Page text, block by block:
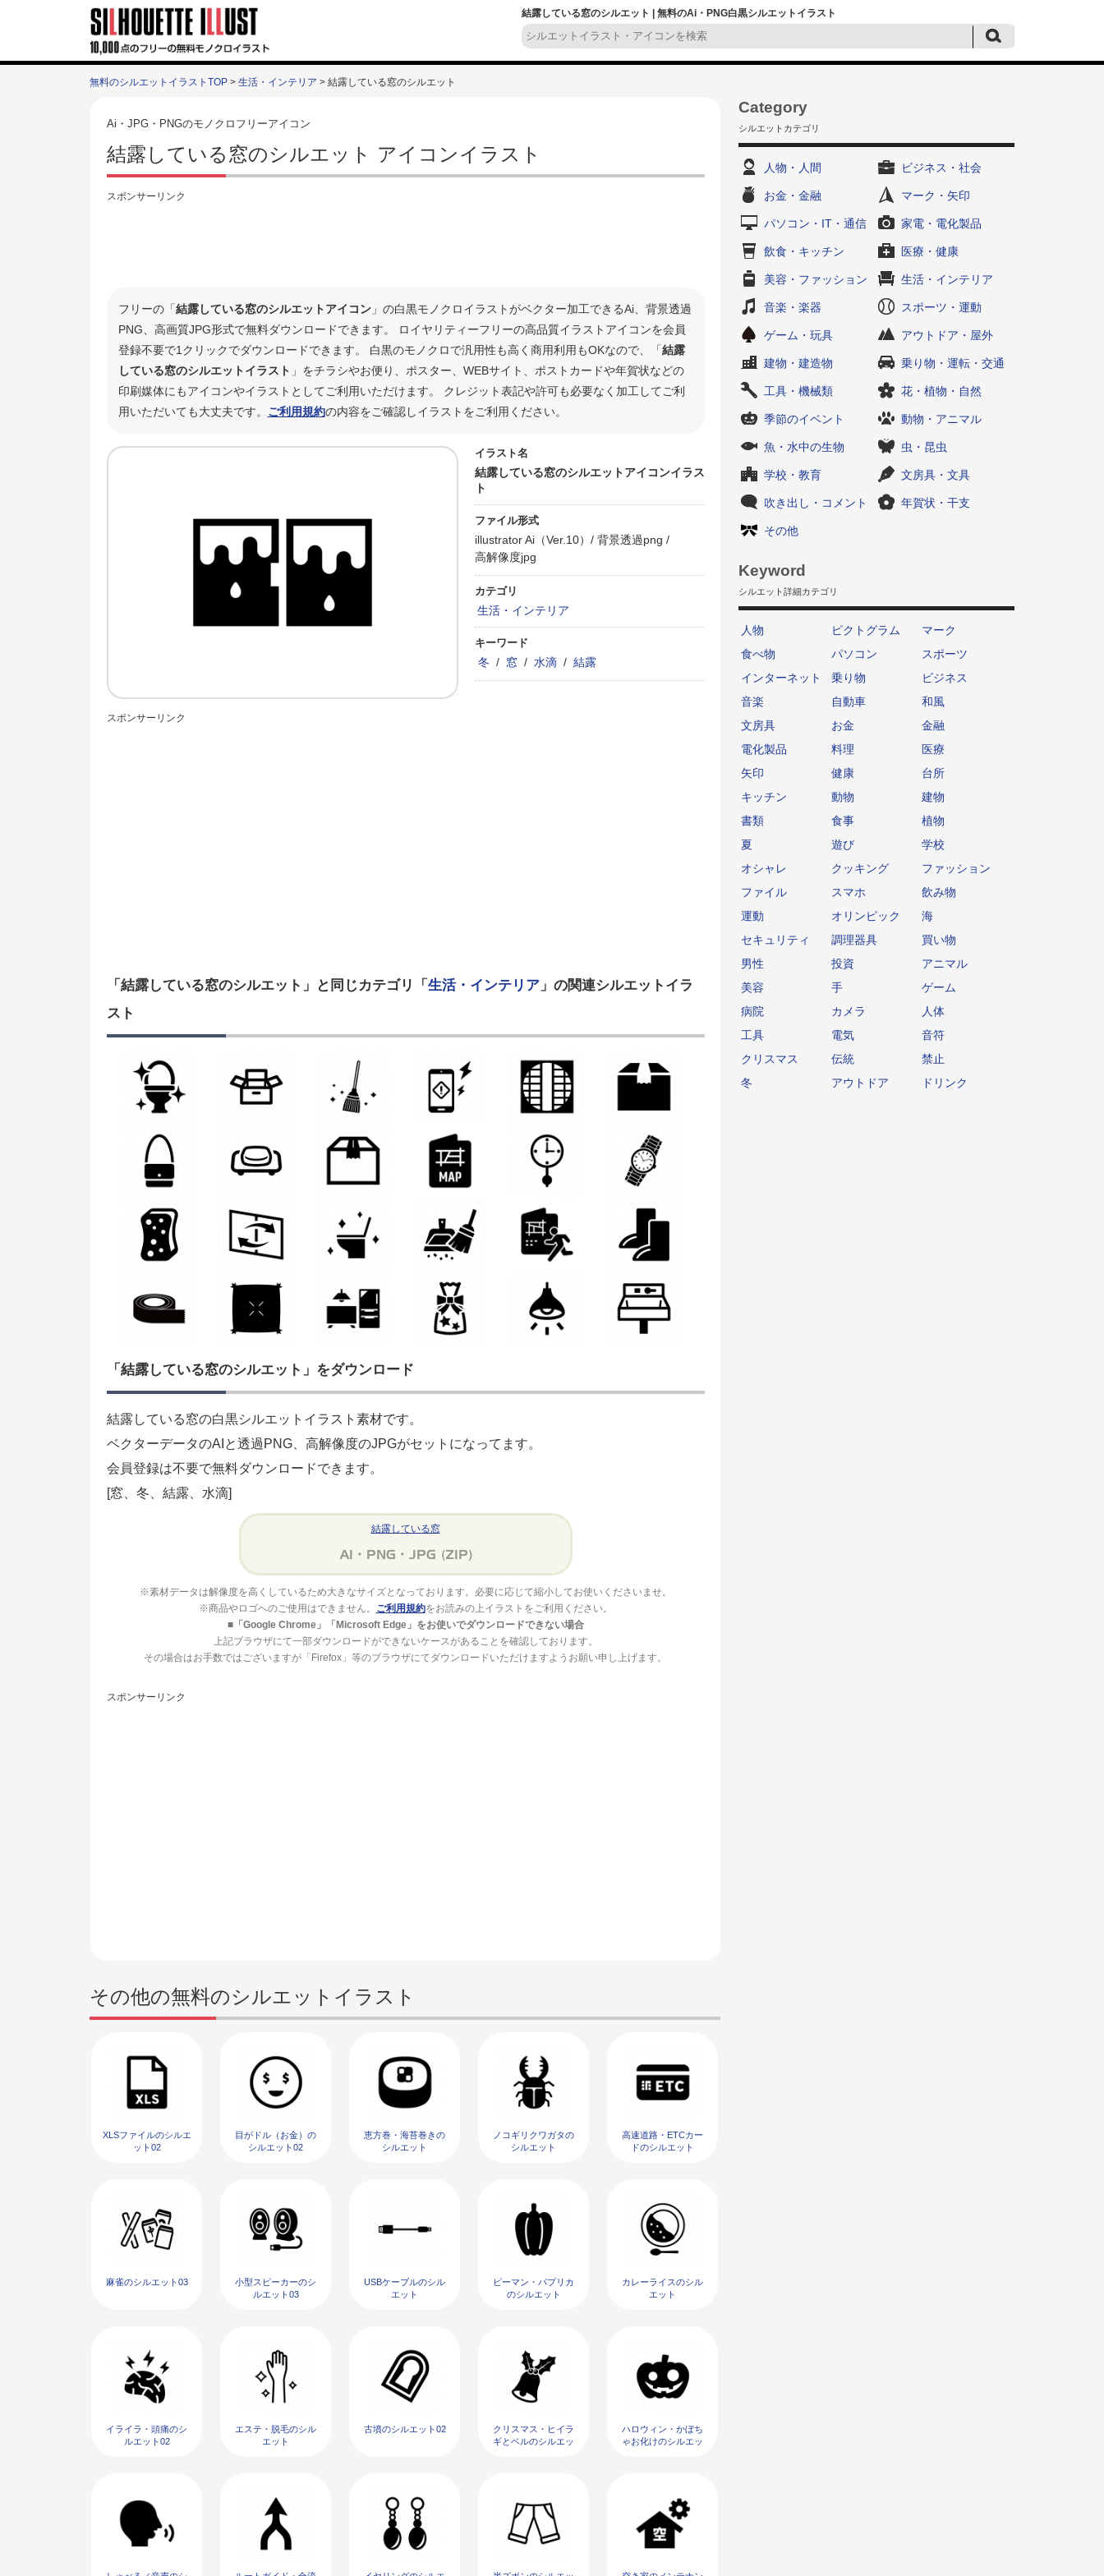
結露している窓のシルエット | 無料のAi・PNG白黒シルエットイラスト
無料のシルエットイラストTOP > 生活・インテリア > 結露している窓のシルエット
Ai・JPG・PNGのモノクロフリーアイコン
結露している窓のシルエット アイコンイラスト
スポンサーリンク
フリーの「結露している窓のシルエットアイコン」の白黒モノクロイラストがベクター加工できるAi、背景透過
PNG、高画質JPG形式で無料ダウンロードできます。 ロイヤリティーフリーの高品質イラストアイコンを会員
登録不要で1クリックでダウンロードできます。 白黒のモノクロで汎用性も高く商用利用もOKなので、「結露
している窓のシルエットイラスト 」をチラシやお便り、ポスター、WEBサイト、ポストカードや年賀状などの
印刷媒体にもアイコンやイラストとしてご利用いただけます。 クレジット表記や許可も必要なく加工してご利
用いただいても大丈夫です。 ご利用規約の内容をご確認しイラストをご利用ください。
イラスト名
結露している窓のシルエットアイコンイラス
ト
ファイル形式
illustrator Ai（Ver.10）/ 背景透過png /
高解像度jpg
カテゴリ
生活・インテリア
キーワード
冬 / 窓 / 水滴 / 結露
スポンサーリンク
「結露している窓のシルエット」と同じカテゴリ「 生活・インテリア」の関連シルエットイラ
スト
「結露している窓のシルエット」をダウンロード
結露している窓の白黒シルエットイラスト素材です。
ベクターデータのAIと透過PNG、高解像度のJPGがセットになってます。
会員登録は不要で無料ダウンロードできます。
[窓、冬、結露、水滴]
結露している窓
※素材データは解像度を高くしているため大きなサイズとなっております。必要に応じて縮小してお使いくださいませ。
※商品やロゴへのご使用はできません。
ご利用規約をお読みの上イラストをご利用ください。
■「Google Chrome」「Microsoft Edge」をお使いでダウンロードできない場合
上記ブラウザにて一部ダウンロードができないケースがあることを確認しております。
その場合はお手数ではございますが「Firefox」等のブラウザにてダウンロードいただけますようお願い申し上げます。
スポンサーリンク
その他の無料のシルエットイラスト
XLSファイルのシルエ
ット02
目がドル（お金）の
シルエット02
恵方巻・海苔巻きの
シルエット
ノコギリクワガタの
シルエット
高速道路・ETCカー
ドのシルエット
麻雀のシルエット03
小型スピーカーのシ
ルエット03
USBケーブルのシル
エット
ピーマン・パプリカ
のシルエット
カレーライスのシル
エット
イライラ・頭痛のシ
ルエット02
エステ・脱毛のシル
エット
古墳のシルエット02
クリスマス・ヒイラ
ギとベルのシルエッ
ハロウィン・かぼち
ゃお化けのシルエッ
Category
シルエットカテゴリ
人物・人間 ビジネス・社会
お金・金融 マーク・矢印
パソコン・IT・通信 家電・電化製品
飲食・キッチン 医療・健康
美容・ファッション 生活・インテリア
音楽・楽器 スポーツ・運動
ゲーム・玩具 アウトドア・屋外
建物・建造物 乗り物・運転・交通
工具・機械類 花・植物・自然
季節のイベント 動物・アニマル
魚・水中の生物 虫・昆虫
学校・教育 文房具・文具
吹き出し・コメント 年賀状・干支
その他
Keyword
シルエット詳細カテゴリ
人物 ピクトグラム
マーク
食べ物
パソコン
スポーツ
インターネット
乗り物
ビジネス
音楽
自動車
和風
文房具
お金
金融
電化製品
料理
医療
矢印
健康
台所
キッチン
動物
建物
書類
食事
植物
夏
遊び
学校
オシャレ
クッキング
ファッション
ファイル
スマホ
飲み物
運動
オリンピック
海
セキュリティ
調理器具
買い物
男性
投資
アニマル
美容
手
ゲーム
病院
カメラ
人体
工具
電気
音符
クリスマス
伝統
禁止
冬
アウトドア ドリンク